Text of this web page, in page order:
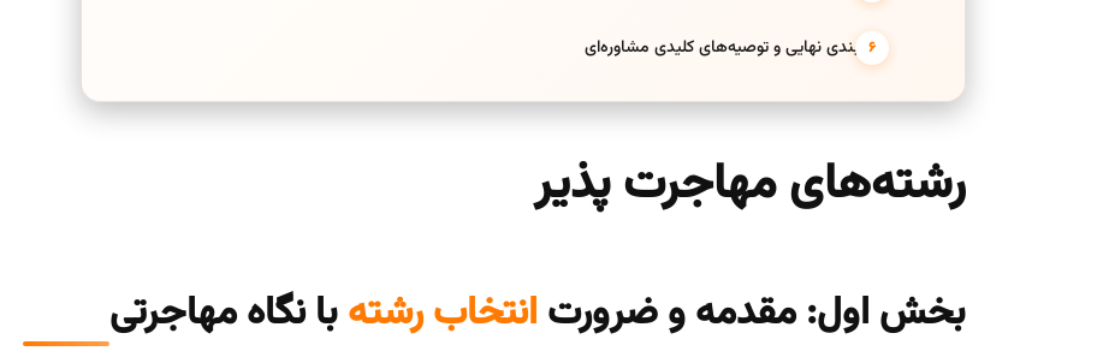
جمع‌بندی نهایی و توصیه‌های کلیدی مشاوره‌ای
رشته‌های مهاجرت پذیر
بخش اول: مقدمه و ضرورت انتخاب رشتهبا نگاه مهاجرتی